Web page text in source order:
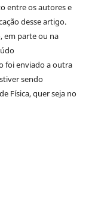
entre os autores e
desse artigo.
em parte ou na
foi enviado a outra
sendo
Física, quer seja no